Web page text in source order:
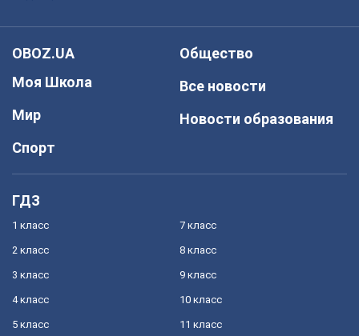
OBOZ.UA
Моя Школа
Мир
Спорт
Общество
Все новости
Новости образования
ГДЗ
1 класс
2 класс
3 класс
4 класс
5 класс
7 класс
8 класс
9 класс
10 класс
11 класс